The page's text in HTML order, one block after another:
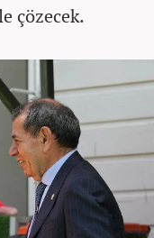
çözecek.